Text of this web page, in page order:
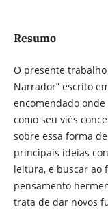
Resumo
O presente
Narrador” escrito
encomendado
como seu viés
sobre essa forma
principais ideias
leitura, e buscar ao
pensamento
trata de dar novos